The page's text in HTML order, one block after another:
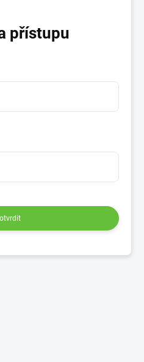
přístupu